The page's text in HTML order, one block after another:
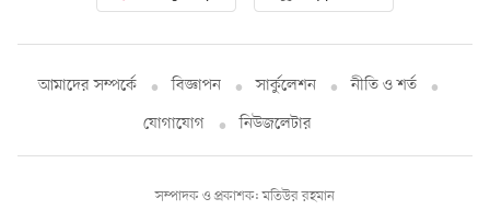
আমাদের সম্পর্কে বিজ্ঞাপন সার্কুলেশন
নীতি ও শর্ত
যোগাযোগ
নিউজলেটার
সম্পাদক ও প্রকাশক: মতিউর রহমান